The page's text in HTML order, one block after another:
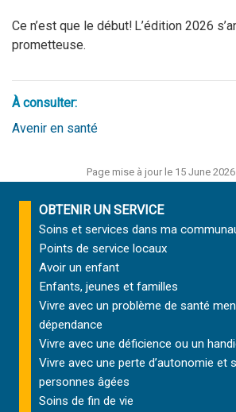
Ce n’est que le début! L’édition 2026
prometteuse.
À consulter:
Avenir en santé
Page mise à jour le 15 June 2026
OBTENIR UN SERVICE
Soins et services dans ma
Points de service locaux
Avoir un enfant
Enfants, jeunes et familles
Vivre avec un problème de santé
dépendance
Vivre avec une déficience ou un
Vivre avec une perte d’autonomie et
personnes âgées
Soins de fin de vie